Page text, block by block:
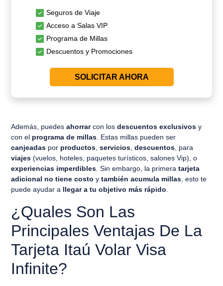
Seguros de Viaje
Acceso a Salas VIP
Programa de Millas
Descuentos y Promociones
SOLICITAR AHORA
Además, puedesahorrarcon losdescuentos exclusivos y
con el programa de millas. Estas millas pueden ser
canjeadas por productos,servicios,descuentos, para
viajes (vuelos, hoteles, paquetes turísticos, salones Vip), o
experiencias imperdibles.Sin embargo, la primeratarjeta
adicional no tiene costo ytambién acumula millas, esto te
puede ayudar a llegar a tu objetivo más rápido.
¿Quales Son Las
Principales Ventajas De La
Tarjeta Itaú Volar Visa
Infinite?